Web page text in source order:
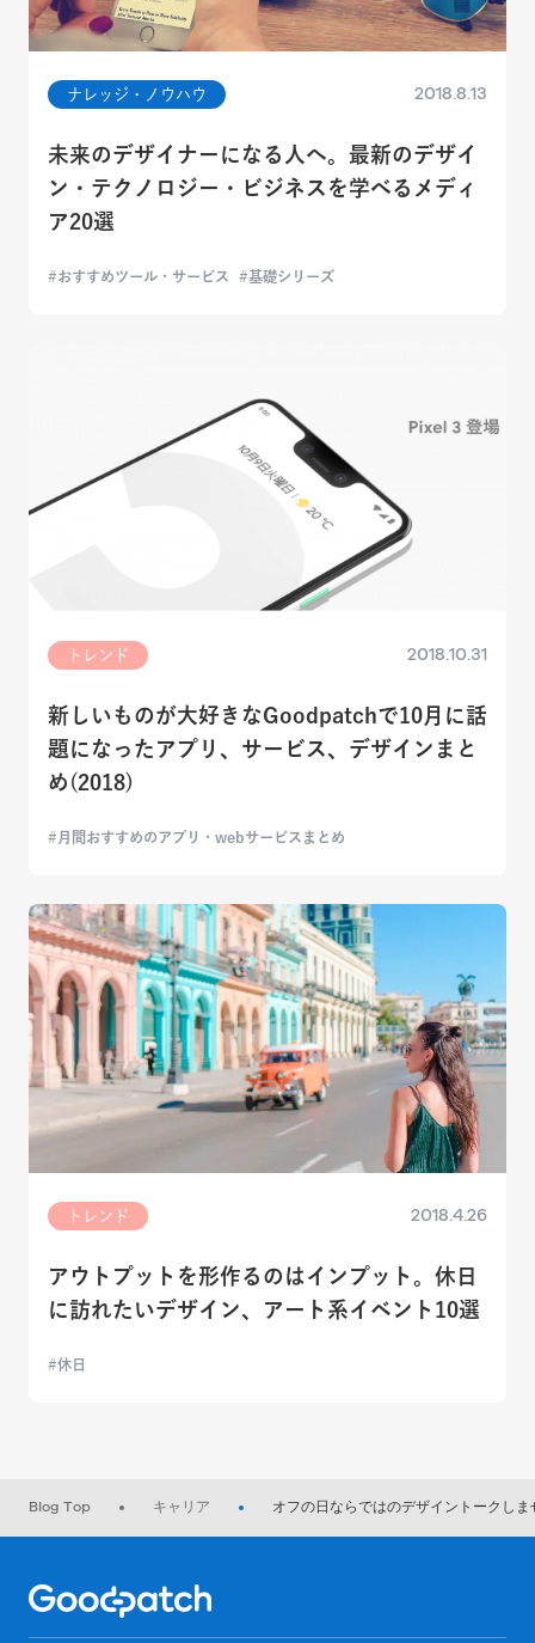
ナレッジ・ノウハウ 2018.8.13
未来のデザイナーになる人へ。最新のデザイ
ン・テクノロジー・ビジネスを学べるメディ
ア20選
おすすめツール・サービス 基礎シリーズ
トレンド 2018.10.31
新しいものが大好きなGoodpatchで10月に話
題になったアプリ、サービス、デザインまと
め(2018)
月間おすすめのアプリ・webサービスまとめ
トレンド 2018.4.26
アウトプットを形作るのはインプット。休日
に訪れたいデザイン、アート系イベント10選
休日
Blog Top キャリア オフの日ならではのデザイントークし